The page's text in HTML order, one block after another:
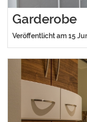
Garderobe
Veröffentlicht am 15